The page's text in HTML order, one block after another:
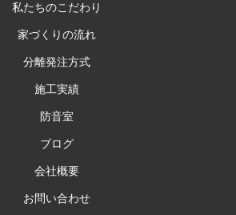
私たちのこだわり
家づくりの流れ
分離発注方式
施工実績
防音室
ブログ
会社概要
お問い合わせ